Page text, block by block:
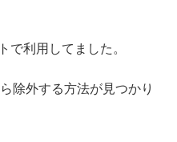
で利用してました。
除外する方法が見つかり